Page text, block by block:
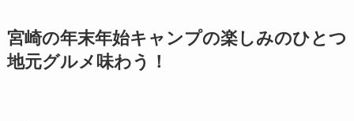
宮崎の年末年始キャンプの楽しみのひとつ
地元グルメ味わう！